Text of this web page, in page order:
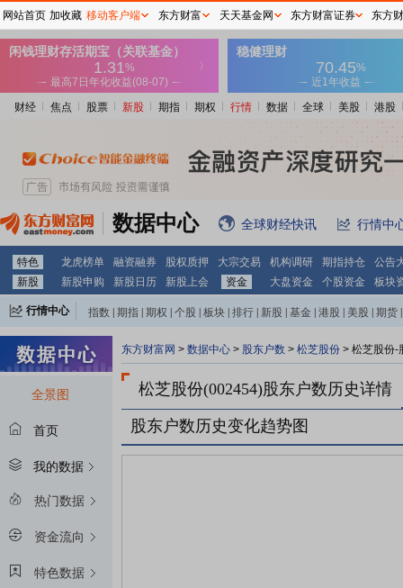
财经 焦点 股票 新股 期指 期权 行情 数据 全球 美股 港股
数据中心 全球财经快讯 行情中
特色 龙虎榜单 融资融券 股权质押 大宗交易 机构调研 期指持仓
公告
新股
新股申购 新股日历 新股上会 资金 大盘资金 个股资金 板块
行情中心 指数 期指 期权 个股 板块 排行 新股 基金 港股 美股 期货
全景图
首页
我的数据
热门数据
资金流向
特色数据
东方财富网 > 数据中心 > 股东户数 > 松芝股份 > 松芝股份-
松芝股份(002454)股东户数历史详情
股东户数历史变化趋势图
网站首页 加收藏 移动客户端 东方财富 天天基金网 东方财富证券 东方